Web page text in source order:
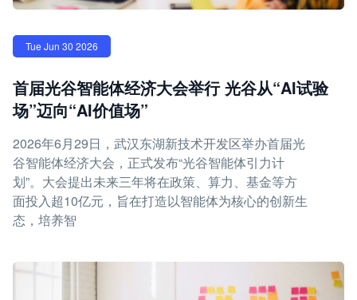
Tue Jun 30 2026
首届光谷智能体经济大会举行 光谷从“AI试验
场”迈向“AI价值场”
2026年6月29日，武汉东湖新技术开发区举办首届光
谷智能体经济大会，正式发布“光谷智能体引力计
划”。大会提出未来三年将在政策、算力、基金等方
面投入超10亿元，旨在打造以智能体为核心的创新生
态，培养智